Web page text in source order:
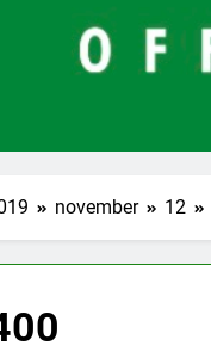
november 12